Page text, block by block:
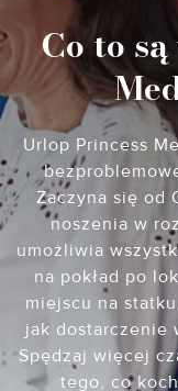
Co to
Urlop Princess
Zaczyna się od
noszenia w
umożliwia
na pokład po
miejscu na
jak dostarczenie
Spędzaj więcej
tego, co